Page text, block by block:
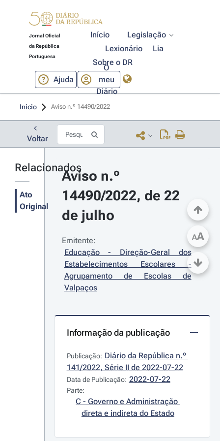
Jornal Oficial
da República
Portuguesa
Início
Legislação
Lexionário
Lia
Sobre o DR
Ajuda
O
meu
Diário
Início Aviso n.º 14490/2022
Voltar
Relacionados
Ato
Original
Aviso n.º
14490/2022, de 22
de julho
Emitente:
Educação - Direção-Geral dos
Estabelecimentos Escolares -
Agrupamento de Escolas de
Valpaços
Informação da publicação
Publicação: Diário da República n.º
141/2022, Série II de 2022-07-22
Data de Publicação: 2022-07-22
Parte:
C - Governo e Administração
direta e indireta do Estado
AA